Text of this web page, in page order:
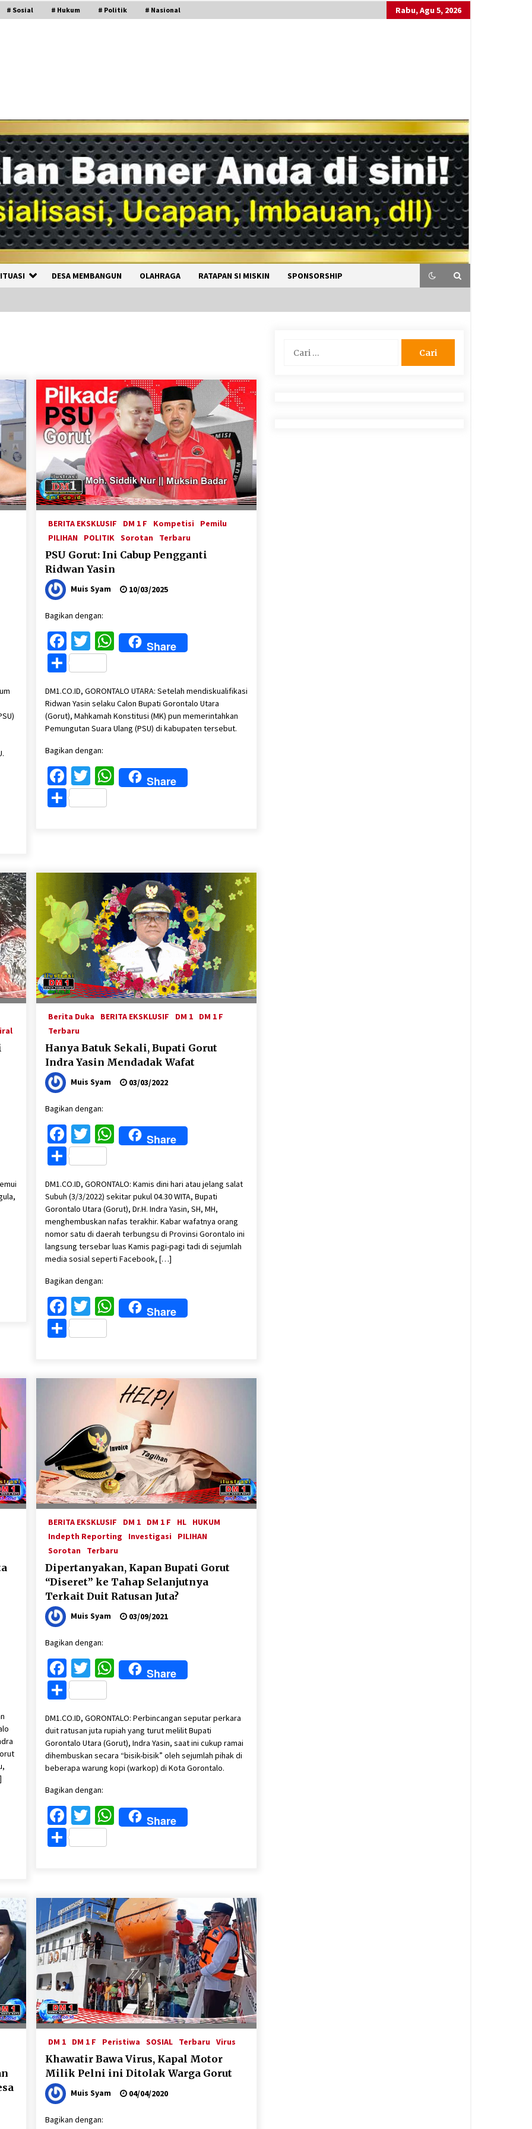
# Sosial # Hukum # Politik # Nasional Rabu, Agu 5, 2026
DESA MEMBANGUN OLAHRAGA RATAPAN SI MISKIN SPONSORSHIP
BERITA EKSKLUSIF DM 1 F Kompetisi
Pemilu
PILIHAN
POLITIK Sorotan Terbaru
PSU Gorut: Ini Cabup Pengganti
Ridwan Yasin
Muis Syam 10/03/2025
Bagikan dengan:
Facebook
Twitter
WhatsApp
Share
Share
DM1.CO.ID, GORONTALO UTARA: Setelah mendiskualifikasi
Ridwan Yasin selaku Calon Bupati Gorontalo Utara
(Gorut), Mahkamah Konstitusi (MK) pun memerintahkan
Pemungutan Suara Ulang (PSU) di kabupaten tersebut.
Bagikan dengan:
Facebook
Twitter
WhatsApp
Share
Share
Berita Duka BERITA EKSKLUSIF DM 1
DM 1 F
Terbaru
Hanya Batuk Sekali, Bupati Gorut
Indra Yasin Mendadak Wafat
Muis Syam 03/03/2022
Bagikan dengan:
Facebook
Twitter
WhatsApp
Share
Share
DM1.CO.ID, GORONTALO: Kamis dini hari atau jelang salat
Subuh (3/3/2022) sekitar pukul 04.30 WITA, Bupati
Gorontalo Utara (Gorut), Dr.H. Indra Yasin, SH, MH,
menghembuskan nafas terakhir. Kabar wafatnya orang
nomor satu di daerah terbungsu di Provinsi Gorontalo ini
langsung tersebar luas Kamis pagi-pagi tadi di sejumlah
media sosial seperti Facebook, […]
Bagikan dengan:
Facebook
Twitter
WhatsApp
Share
Share
BERITA EKSKLUSIF DM 1 DM 1 F HL
HUKUM
Indepth Reporting
Investigasi
PILIHAN
Sorotan
Terbaru
Dipertanyakan, Kapan Bupati Gorut
“Diseret” ke Tahap Selanjutnya
Terkait Duit Ratusan Juta?
Muis Syam 03/09/2021
Bagikan dengan:
Facebook
Twitter
WhatsApp
Share
Share
DM1.CO.ID, GORONTALO: Perbincangan seputar perkara
duit ratusan juta rupiah yang turut melilit Bupati
Gorontalo Utara (Gorut), Indra Yasin, saat ini cukup ramai
dihembuskan secara “bisik-bisik” oleh sejumlah pihak di
beberapa warung kopi (warkop) di Kota Gorontalo.
Bagikan dengan:
Facebook
Twitter
WhatsApp
Share
Share
DM 1 DM 1 F Peristiwa SOSIAL Terbaru Virus
Khawatir Bawa Virus, Kapal Motor
Milik Pelni ini Ditolak Warga Gorut
Muis Syam 04/04/2020
Bagikan dengan:
untuk: